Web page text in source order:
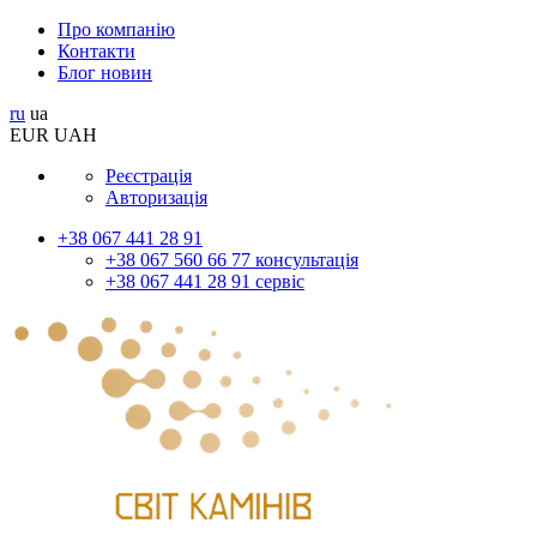
Про компанію
Контакти
Блог новин
ru ua
EUR UAH
Реєстрація
Авторизація
+38 067 441 28 91
+38 067 560 66 77 консультація
+38 067 441 28 91 сервіс